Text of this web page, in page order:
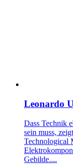
Leonardo
Dass Technik
sein muss,
Technological
Gebilde....